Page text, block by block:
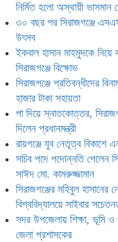
পা দিয়ে স্নাতকোত্তর,
চাকরি দিলেন প্রধানমন্ত্রী
রায়গঞ্জে যুব নেতৃত্ব বিকাশে
সচিব পদে পদোন্নতি পেলেন
আবু সাঈদ মো. কামরুজ্জামান
সিরাজগঞ্জের মহিবুল হাসানের
বিশ্ববিদ্যালয়ে সাইবার
সদর
জনসেবা
প্রশাসকের
নির্মিত হলো অস্থায়ী ভাসমান
৩০ বছর পর সিরাজগঞ্জে
উৎসব
ইকবাল হাসান মাহমুদকে নিয়ে
সিরাজগঞ্জে বিক্ষোভ
সিরাজগঞ্জে প্রতিবন্ধীদের
হাজার টাকা সহায়তা
পা দিয়ে স্নাতকোত্তর,
দিলেন প্রধানমন্ত্রী
রায়গঞ্জে যুব নেতৃত্ব বিকাশে
সচিব পদে পদোন্নতি পেলেন
সাঈদ মো. কামরুজ্জামান
সিরাজগঞ্জের মহিবুল হাসানের
বিশ্ববিদ্যালয়ে সাইবার
সদর উপজেলায় শিক্ষা, ভূমি ও
জেলা প্রশাসকের